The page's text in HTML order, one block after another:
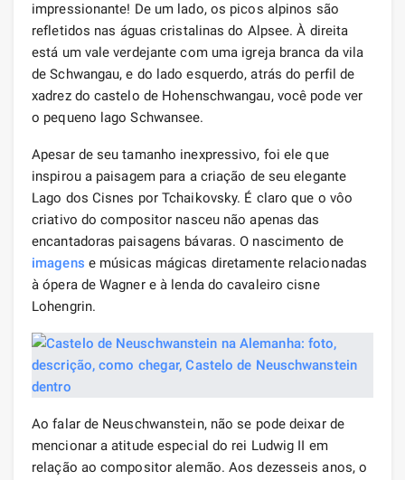
impressionante! De um lado, os picos alpinos são
refletidos nas águas cristalinas do Alpsee. À direita
está um vale verdejante com uma igreja branca da vila
de Schwangau, e do lado esquerdo, atrás do perfil de
xadrez do castelo de Hohenschwangau, você pode ver
o pequeno lago Schwansee.
Apesar de seu tamanho inexpressivo, foi ele que
inspirou a paisagem para a criação de seu elegante
Lago dos Cisnes por Tchaikovsky. É claro que o vôo
criativo do compositor nasceu não apenas das
encantadoras paisagens bávaras. O nascimento de
imagens e músicas mágicas diretamente relacionadas
à ópera de Wagner e à lenda do cavaleiro cisne
Lohengrin.
Ao falar de Neuschwanstein, não se pode deixar de
mencionar a atitude especial do rei Ludwig II em
relação ao compositor alemão. Aos dezesseis anos, o